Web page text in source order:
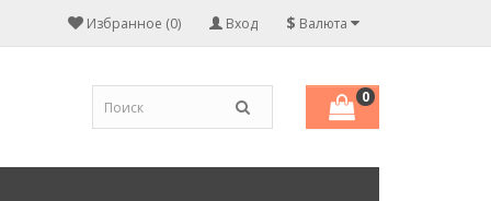
$ Валюта
Вход
Избранное (0)
0